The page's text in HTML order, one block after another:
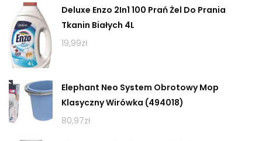
Deluxe Enzo 2In1 100 Prań Żel Do Prania
Tkanin Białych 4L
19,99zł
Elephant Neo System Obrotowy Mop
Klasyczny Wirówka (494018)
80,97zł